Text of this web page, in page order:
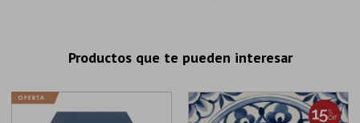
Productos que te pueden interesar